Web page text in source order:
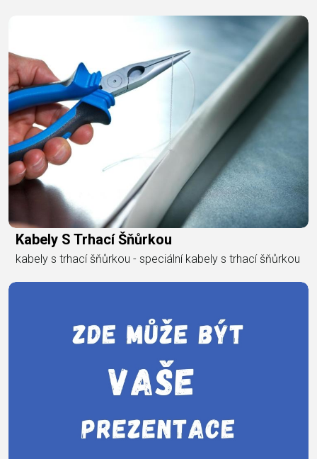
Kabely S Trhací Šňůrkou
kabely s trhací šňůrkou - speciální kabely s trhací šňůrkou